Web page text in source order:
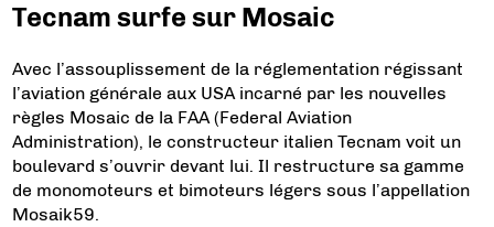
Tecnam surfe sur Mosaic
Avec l’assouplissement de la réglementation régissant
l’aviation générale aux USA incarné par les nouvelles
règles Mosaic de la FAA (Federal Aviation
Administration), le constructeur italien Tecnam voit un
boulevard s’ouvrir devant lui. Il restructure sa gamme
de monomoteurs et bimoteurs légers sous l’appellation
Mosaik59.